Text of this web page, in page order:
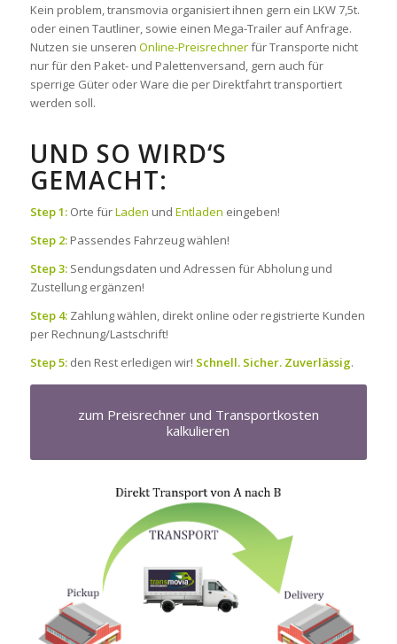
Kein problem, transmovia organisiert ihnen gern ein LKW 7,5t.
oder einen Tautliner, sowie einen Mega-Trailer auf Anfrage.
Nutzen sie unseren Online-Preisrechnerfür Transporte nicht
nur für den Paket- und Palettenversand, gern auch für
sperrige Güter oder Ware die per Direktfahrt transportiert
werden soll.
UND SO WIRD‘S
GEMACHT:
Step 1:Orte fürLaden und Entladen eingeben!
Step 2:Passendes Fahrzeug wählen!
Step 3:Sendungsdaten und Adressen für Abholung und
Zustellung ergänzen!
Step 4:Zahlung wählen, direkt online oder registrierte Kunden
per Rechnung/Lastschrift!
Step 5:den Rest erledigen wir! Schnell. Sicher. Zuverlässig.
zum Preisrechner und Transportkosten
kalkulieren